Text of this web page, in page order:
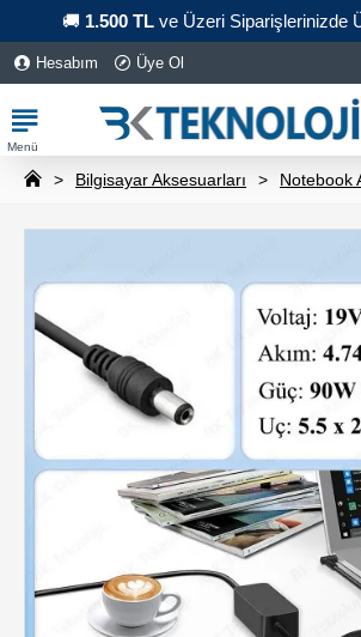
🚚 1.500 TLve Üzeri Siparişlerinizde
Hesabım Üye Ol
Bilgisayar Aksesuarları Notebook